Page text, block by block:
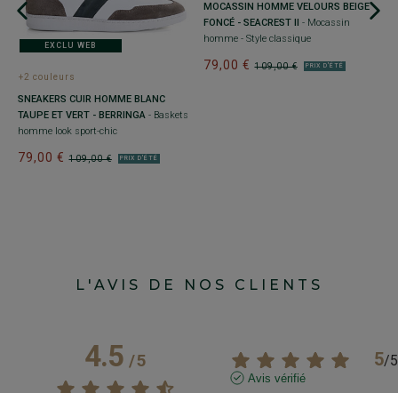
EXCLU WEB
+2 couleurs
SNEAKERS CUIR HOMME BLANC
TAUPE ET VERT - BERRINGA - Baskets
homme look sport-chic
109,00 €
79,00 € PRIX D'ÉTÉ
MOCASSIN HOMME VELOURS BEIGE
FONCÉ - SEACREST II
- Mocassin
homme - Style classique
109,00 €
79,00 € PRIX D'ÉTÉ
L'AVIS DE NOS CLIENTS
4.5/5 5/5
Avis vérifié